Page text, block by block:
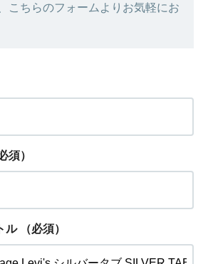
こちらのフォームよりお気軽にお
須）
ル （必須）